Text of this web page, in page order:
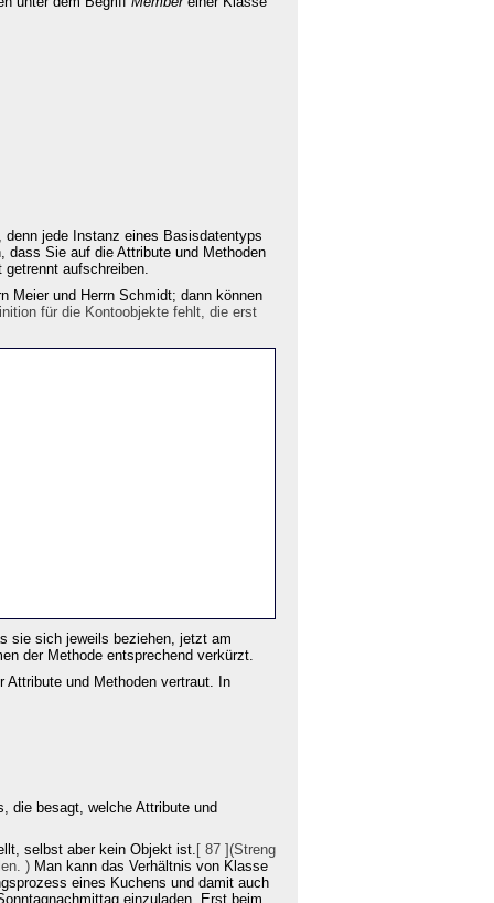
jede Instanz eines Basisdatentyps
Sie auf die Attribute und Methoden
aufschreiben.
Meier und Herrn Schmidt; dann können
für die Kontoobjekte fehlt, die erst
sie sich jeweils beziehen, jetzt am
der Methode entsprechend verkürzt.
Attribute und Methoden vertraut. In
die besagt, welche Attribute und
selbst aber kein Objekt ist. [ 87 ](Streng
) Man kann das Verhältnis von Klasse
eines Kuchens und damit auch
einzuladen. Erst beim